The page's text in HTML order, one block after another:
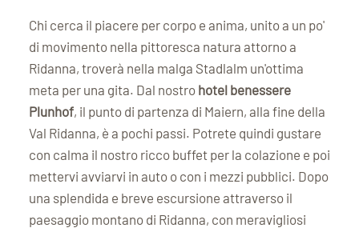
Chi cerca il piacere per corpo e anima, unito a un po'
di movimento nella pittoresca natura attorno a
Ridanna, troverà nella malga Stadlalm un'ottima
meta per una gita. Dal nostro hotel benessere
Plunhof, il punto di partenza di Maiern, alla fine della
Val Ridanna, è a pochi passi. Potrete quindi gustare
con calma il nostro ricco buffet per la colazione e poi
mettervi avviarvi in auto o con i mezzi pubblici. Dopo
una splendida e breve escursione attraverso il
paesaggio montano di Ridanna, con meravigliosi